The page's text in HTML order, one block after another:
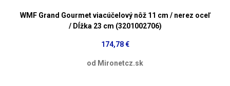
WMF Grand Gourmet viacúčelový nôž 11 cm / nerez oceľ
/ Dĺžka 23 cm (3201002706)
174,78 €
od Mironetcz.sk